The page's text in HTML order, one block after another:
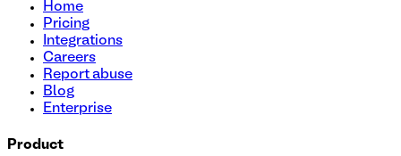
Home
Pricing
Integrations
Careers
Report abuse
Blog
Enterprise
Product